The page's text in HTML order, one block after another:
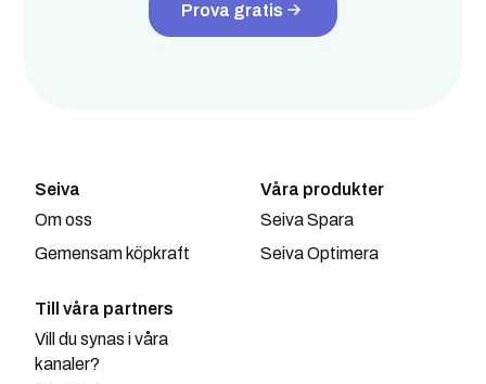
Prova gratis
Seiva
Om oss
Gemensam köpkraft
Våra produkter
Seiva Spara
Seiva Optimera
Till våra partners
Vill du synas i våra
kanaler?